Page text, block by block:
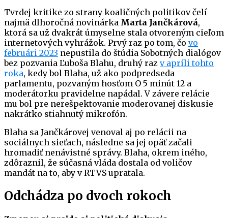
Tvrdej kritike zo strany koaličných politikov čelí
najmä dlhoročná novinárka Marta Jančkárová,
ktorá sa už dvakrát úmyselne stala otvoreným cieľom
internetových vyhrážok. Prvý raz po tom, čo vo
februári 2023 nepustila do štúdia Sobotných dialógov
bez pozvania Ľuboša Blahu, druhý raz v apríli tohto
roka, kedy bol Blaha, už ako podpredseda
parlamentu, pozvaným hosťom O 5 minút 12 a
moderátorku pravidelne napádal. V závere relácie
mu bol pre nerešpektovanie moderovanej diskusie
nakrátko stiahnutý mikrofón.
Blaha sa Jančkárovej venoval aj po relácii na
sociálnych sieťach, následne sa jej opäť začali
hromadiť nenávistné správy. Blaha, okrem iného,
zdôraznil, že súčasná vláda dostala od voličov
mandát na to, aby v RTVS upratala.
Odchádza po dvoch rokoch